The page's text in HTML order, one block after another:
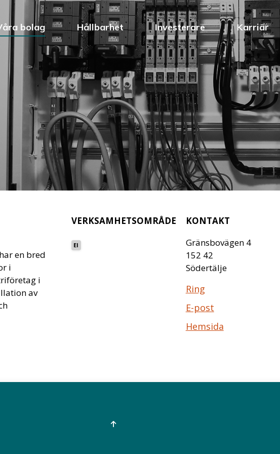
bolag Hållbarhet Investerare Karriär
en bred
i
i
av
VERKSAMHETSOMRÅDE
El
KONTAKT
Gränsbovägen 4
152 42
Södertälje
Ring
E-post
Hemsida